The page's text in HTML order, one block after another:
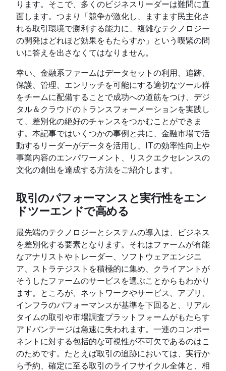
ります。そこで、多くのビジネスリーダーは難問に直
面します。つまり「競争が激化し、ますます民主化さ
れる取引環境で勝利する能力に、複雑なテクノロジー
の開発はどれほど効果をもたらすか」という喫緊の問
いに答えを出さなくてはなりません。
幸い、金融系ファームはデータセットの利用、追跡、
保護、管理、エンリッチを可能にする適切なツール群
をチームに配備することで成功への道筋をつけ、デジ
タル＆クラウドのトランスフォーメーションを実践し
て、差別化の絶好のチャンスをつかむことができま
す。本記事ではいくつかの事例と共に、金融市場で活
動するリーダーがデータを活用し、ITの効率性向上や
事業内容のエンパワーメント、リスクエクセレンスの
文化の創出を達成する方法をご紹介します。
取引のパフォーマンスと実行性をエン
ドツーエンドで高める
最先端のテクノロジーとシステムの導入は、ビジネス
を差別化する要素となります。それはファームが有能
なアナリストやトレーダー、ソフトウェアエンジニ
ア、ストラテジストを積極的に集め、クライアントが
そうしたファームのサービスを選ぶことからもわかり
ます。ところが、ネットワークやサービス、アプリ、
インフラのパフォーマンスが基準を下回ると、リアル
タイムの取引や市場調査プラットフォームがもたらす
アドバンテージは急速に失われます。一連のコンポー
ネントに対する包括的な可視性が不可欠であるのはこ
のためです。たとえば取引の追跡においては、実行か
ら予約、確定に至る取引のライフサイクル全体と、相